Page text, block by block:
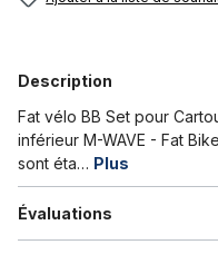
Description
Fat vélo BB Set pour
inférieur M-WAVE - Fat
sont éta… Plus
Évaluations